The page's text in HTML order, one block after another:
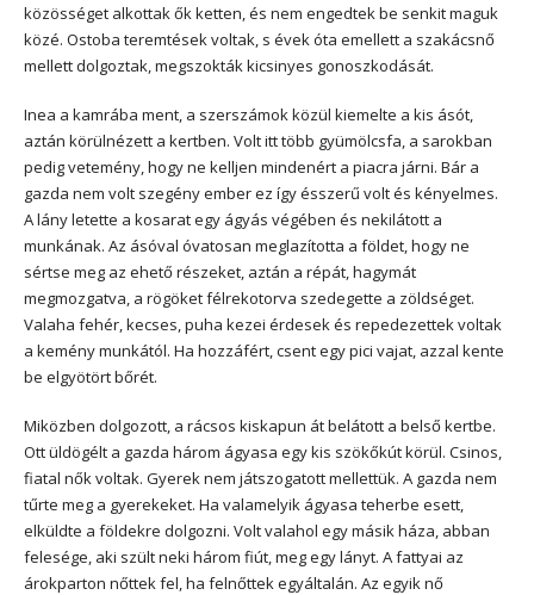
közösséget alkottak ők ketten, és nem engedtek be senkit maguk
közé. Ostoba teremtések voltak, s évek óta emellett a szakácsnő
mellett dolgoztak, megszokták kicsinyes gonoszkodását.
Inea a kamrába ment, a szerszámok közül kiemelte a kis ásót,
aztán körülnézett a kertben. Volt itt több gyümölcsfa, a sarokban
pedig vetemény, hogy ne kelljen mindenért a piacra járni. Bár a
gazda nem volt szegény ember ez így ésszerű volt és kényelmes.
A lány letette a kosarat egy ágyás végében és nekilátott a
munkának. Az ásóval óvatosan meglazította a földet, hogy ne
sértse meg az ehető részeket, aztán a répát, hagymát
megmozgatva, a rögöket félrekotorva szedegette a zöldséget.
Valaha fehér, kecses, puha kezei érdesek és repedezettek voltak
a kemény munkától. Ha hozzáfért, csent egy pici vajat, azzal kente
be elgyötört bőrét.
Miközben dolgozott, a rácsos kiskapun át belátott a belső kertbe.
Ott üldögélt a gazda három ágyasa egy kis szökőkút körül. Csinos,
fiatal nők voltak. Gyerek nem játszogatott mellettük. A gazda nem
tűrte meg a gyerekeket. Ha valamelyik ágyasa teherbe esett,
elküldte a földekre dolgozni. Volt valahol egy másik háza, abban
felesége, aki szült neki három fiút, meg egy lányt. A fattyai az
árokparton nőttek fel, ha felnőttek egyáltalán. Az egyik nő